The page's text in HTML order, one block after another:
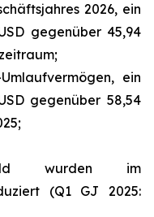
2026, ein
gegenüber 45,94
ein
gegenüber 58,54
wurden im
(Q1 GJ 2025: